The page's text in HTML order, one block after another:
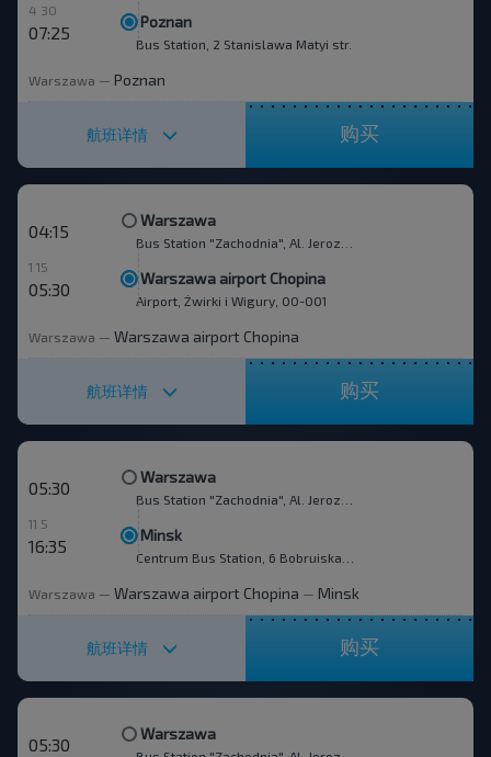
4 30
07:25
Poznan
Bus Station, 2 Stanislawa Matyi str.
Warszawa — Poznan
航班详情 购买
04:15
Warszawa
1 15
05:30
Warszawa airport Chopina
Airport, Żwirki i Wigury, 00-001
Warszawa — Warszawa airport Chopina
航班详情 购买
05:30
Warszawa
11 5
16:35
Minsk
Warszawa — Warszawa airport Chopina — Minsk
航班详情 购买
05:30
Warszawa